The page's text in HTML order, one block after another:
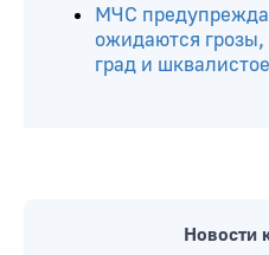
МЧС
ожидаются
град и
Новости